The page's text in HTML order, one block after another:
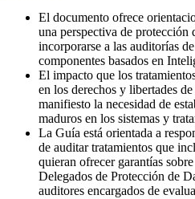
El documento ofrece
una perspectiva de protección
incorporarse a las auditorías
componentes basados en
El impacto que los
en los derechos y libertades
manifiesto la necesidad de
maduros en los sistemas y
La Guía está orientada a
de auditar tratamientos que
quieran ofrecer garantías
Delegados de Protección de
auditores encargados de